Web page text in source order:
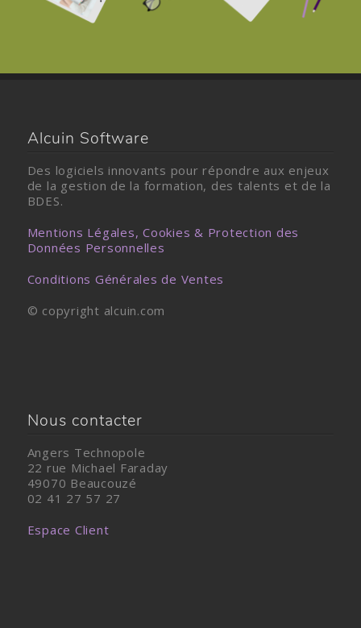
Alcuin Software
Des logiciels innovants pour répondre aux enjeux
de la gestion de la formation, des talents et de la
BDES.
Mentions Légales, Cookies & Protection des
Données Personnelles
Conditions Générales de Ventes
© copyright alcuin.com
Nous contacter
Angers Technopole
22 rue Michael Faraday
49070 Beaucouzé
02 41 27 57 27
Espace Client